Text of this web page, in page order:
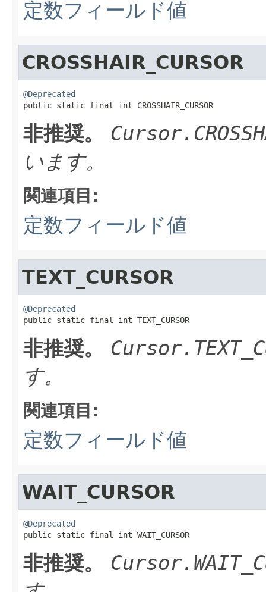
定数フィールド値
CROSSHAIR_CURSOR
@Deprecated
public static final int CROSSHAIR_CURSOR
非推奨。
います。
関連項目:
定数フィールド値
TEXT_CURSOR
@Deprecated
public static final int TEXT_CURSOR
非推奨。
す。
関連項目:
定数フィールド値
WAIT_CURSOR
@Deprecated
public static final int WAIT_CURSOR
非推奨。